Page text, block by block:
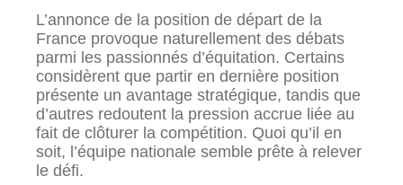
L’annonce de la position de départ de la
France provoque naturellement des débats
parmi les passionnés d’équitation. Certains
considèrent que partir en dernière position
présente un avantage stratégique, tandis que
d’autres redoutent la pression accrue liée au
fait de clôturer la compétition. Quoi qu’il en
soit, l’équipe nationale semble prête à relever
le défi.